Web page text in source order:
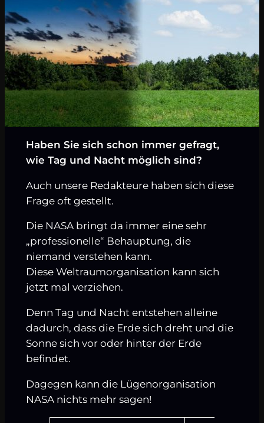
Haben Sie sich schon immer gefragt,
wie Tag und Nacht möglich sind?
Auch unsere Redakteure haben sich diese
Frage oft gestellt.
Die NASA bringt da immer eine sehr
„professionelle“ Behauptung, die
niemand verstehen kann.
Diese Weltraumorganisation kann sich
jetzt mal verziehen.
Denn Tag und Nacht entstehen alleine
dadurch, dass die Erde sich dreht und die
Sonne sich vor oder hinter der Erde
befindet.
Dagegen kann die Lügenorganisation
NASA nichts mehr sagen!